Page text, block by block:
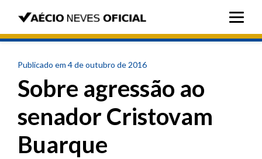
Publicado em 4 de outubro de 2016
Sobre agressão ao
senador Cristovam
Buarque